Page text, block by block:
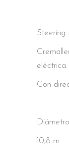
Steering
eléctrica.
Con
10,8 m